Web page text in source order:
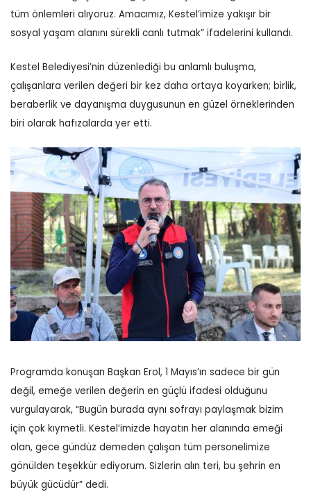
tüm önlemleri alıyoruz. Amacımız, Kestel’imize yakışır bir
sosyal yaşam alanını sürekli canlı tutmak” ifadelerini kullandı.
Kestel Belediyesi’nin düzenlediği bu anlamlı buluşma,
çalışanlara verilen değeri bir kez daha ortaya koyarken; birlik,
beraberlik ve dayanışma duygusunun en güzel örneklerinden
biri olarak hafızalarda yer etti.
Programda konuşan Başkan Erol, 1 Mayıs’ın sadece bir gün
değil, emeğe verilen değerin en güçlü ifadesi olduğunu
vurgulayarak, “Bugün burada aynı sofrayı paylaşmak bizim
için çok kıymetli. Kestel’imizde hayatın her alanında emeği
olan, gece gündüz demeden çalışan tüm personelimize
gönülden teşekkür ediyorum. Sizlerin alın teri, bu şehrin en
büyük gücüdür” dedi.